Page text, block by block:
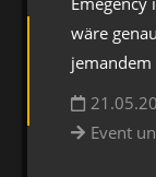
wäre
jemandem
Event